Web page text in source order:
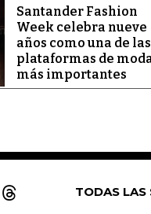
Santander Fashion
Week celebra nueve
años como una de las
plataformas de
más importantes
TODAS LAS